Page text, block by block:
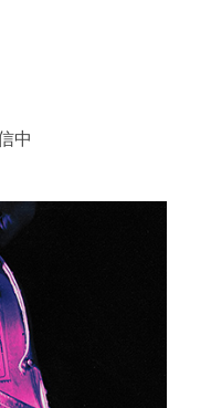
中